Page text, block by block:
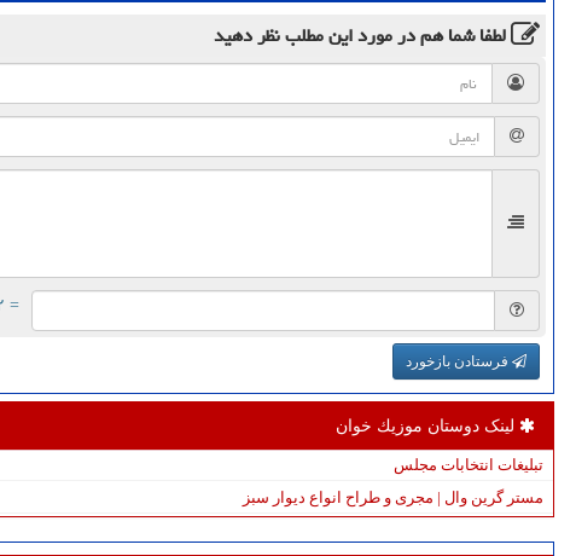
لطفا شما همدر مورد این مطلبنظر دهید
= ۲ بعلاوه ۳
فرستادن بازخورد
لینک دوستان موزیك خوان
تبلیغات انتخابات مجلس
مستر گرین وال | مجری و طراح انواع دیوار سبز